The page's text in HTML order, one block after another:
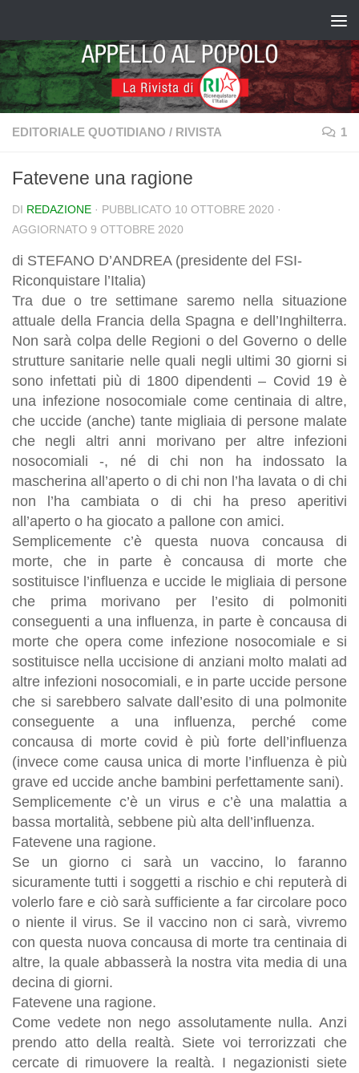
EDITORIALE QUOTIDIANO / RIVISTA 1
Fatevene una ragione
DI REDAZIONE · PUBBLICATO 10 OTTOBRE 2020 ·
AGGIORNATO 9 OTTOBRE 2020
di STEFANO D’ANDREA (presidente del FSI-
Riconquistare l’Italia)
Tra due o tre settimane saremo nella situazione
attuale della Francia della Spagna e dell’Inghilterra.
Non sarà colpa delle Regioni o del Governo o delle
strutture sanitarie nelle quali negli ultimi 30 giorni si
sono infettati più di 1800 dipendenti – Covid 19 è
una infezione nosocomiale come centinaia di altre,
che uccide (anche) tante migliaia di persone malate
che negli altri anni morivano per altre infezioni
nosocomiali -, né di chi non ha indossato la
mascherina all’aperto o di chi non l’ha lavata o di chi
non l’ha cambiata o di chi ha preso aperitivi
all’aperto o ha giocato a pallone con amici.
Semplicemente c’è questa nuova concausa di
morte, che in parte è concausa di morte che
sostituisce l’influenza e uccide le migliaia di persone
che prima morivano per l’esito di polmoniti
conseguenti a una influenza, in parte è concausa di
morte che opera come infezione nosocomiale e si
sostituisce nella uccisione di anziani molto malati ad
altre infezioni nosocomiali, e in parte uccide persone
che si sarebbero salvate dall’esito di una polmonite
conseguente a una influenza, perché come
concausa di morte covid è più forte dell’influenza
(invece come causa unica di morte l’influenza è più
grave ed uccide anche bambini perfettamente sani).
Semplicemente c’è un virus e c’è una malattia a
bassa mortalità, sebbene più alta dell’influenza.
Fatevene una ragione.
Se un giorno ci sarà un vaccino, lo faranno
sicuramente tutti i soggetti a rischio e chi reputerà di
volerlo fare e ciò sarà sufficiente a far circolare poco
o niente il virus. Se il vaccino non ci sarà, vivremo
con questa nuova concausa di morte tra centinaia di
altre, la quale abbasserà la nostra vita media di una
decina di giorni.
Fatevene una ragione.
Come vedete non nego assolutamente nulla. Anzi
prendo atto della realtà. Siete voi terrorizzati che
cercate di rimuovere la realtà. I negazionisti siete